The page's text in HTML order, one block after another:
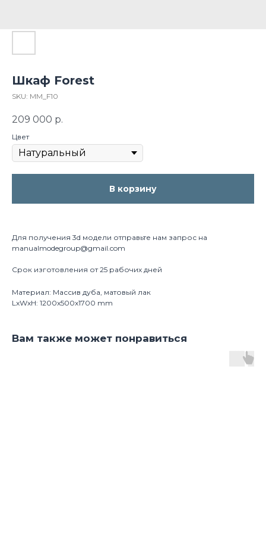
Шкаф Forest
SKU: MM_F10
209 000 р.
Цвет
В корзину
Для получения 3d модели отправьте нам запрос на
manualmodegroup@gmail.com
Срок изготовления от 25 рабочих дней
Материал: Массив дуба, матовый лак
LxWxH: 1200x500x1700 mm
Вам также может понравиться